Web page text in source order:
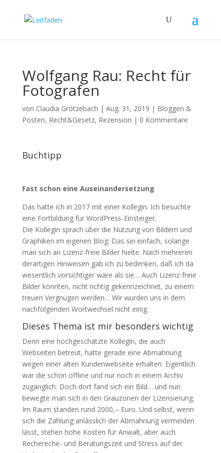
Wolfgang Rau: Recht für
Fotografen
von Claudia Grötzebach | Aug. 31, 2019 | Bloggen &
Posten, Recht&Gesetz, Rezension | 0 Kommentare
Buchtipp
Fast schon eine Auseinandersetzung
Das hatte ich in 2017 mit einer Kollegin. Ich besuchte
eine Fortbildung für WordPress-Einsteiger.
Die Kollegin sprach über die Nutzung von Bildern und
Graphiken im eigenen Blog: Das sei einfach, solange
man sich an Lizenz-freie Bilder hielte. Nach mehreren
derartigen Hinweisen gab ich zu bedenken, daß ich da
wesentlich vorsichtiger wäre als sie… Auch Lizenz-freie
Bilder könnten, nicht richtig gekennzeichnet, zu einem
treuen Vergnügen werden… Wir wurden uns in dem
nachfolgenden Wortwechsel nicht einig.
Dieses Thema ist mir besonders wichtig
Denn eine hochgeschätzte Kollegin, die auch
Webseiten betreut, hatte gerade eine Abmahnung
wegen einer alten Kundenwebseite erhalten. Eigentlich
war die schon offline und nur noch in einem Archiv
zugänglich. Doch dort fand sich ein Bild… und nun
bewegte man sich in den Grauzonen der Lizensierung.
Im Raum standen rund 2000,– Euro. Und selbst, wenn
sich die Zahlung anlässlich der Abmahnung vermeiden
lässt, stehen hohe Kosten für Anwalt, aber auch
Rechereche- und Beratungszeit und Stress auf der